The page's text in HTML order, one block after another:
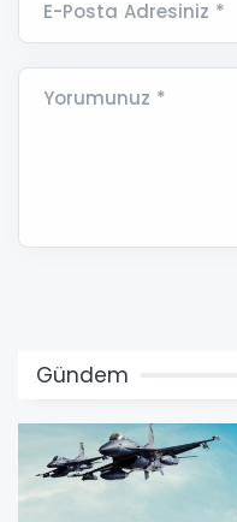
E-Posta Adresiniz *
Yorumunuz *
Gündem